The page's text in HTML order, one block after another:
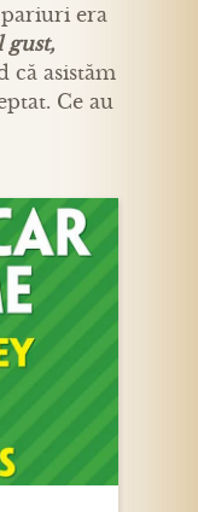
era
gust,
că asistăm
Ce au